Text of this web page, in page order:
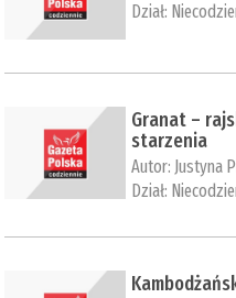
Dział:
Granat –
starzenia
Autor: Justyna
Dział: